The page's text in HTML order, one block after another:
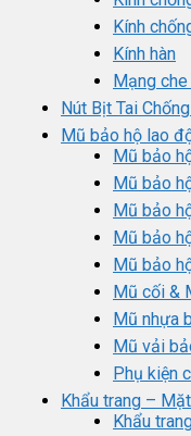
Kính
Kính hàn
Mạng
Nút Bịt Tai
Mũ bảo hộ lao
Mũ bảo
Mũ bảo
Mũ bảo
Mũ bảo
Mũ bảo
Mũ cối &
Mũ nhựa
Mũ vải
Phụ kiện
Khẩu trang –
Khẩu